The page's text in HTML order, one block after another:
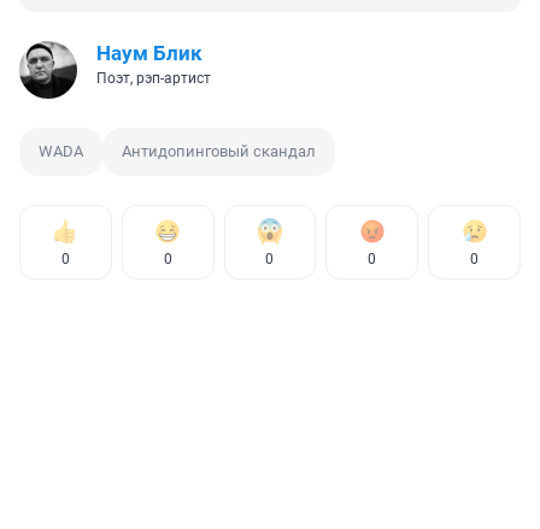
Наум Блик
Поэт, рэп-артист
WADA Антидопинговый скандал
0 0 0 0 0